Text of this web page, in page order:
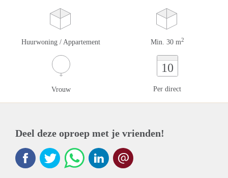
Huurwoning / Appartement Min. 30 m2
Vrouw
10
Per direct
Deel deze oproep met je vrienden!